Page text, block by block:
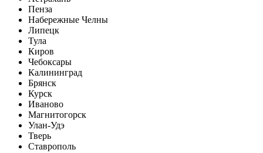
Пенза
Набережные Челны
Липецк
Тула
Киров
Чебоксары
Калининград
Брянск
Курск
Иваново
Магнитогорск
Улан-Удэ
Тверь
Ставрополь